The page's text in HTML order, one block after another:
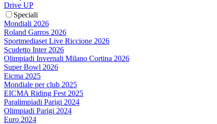
Drive UP
Speciali
Mondiali 2026
Roland Garros 2026
Sportmediaset Live Riccione 2026
Scudetto Inter 2026
Olimpiadi Invernali Milano Cortina 2026
Super Bowl 2026
Eicma 2025
Mondiale per club 2025
EICMA Riding Fest 2025
Paralimpiadi Parigi 2024
Olimpiadi Parigi 2024
Euro 2024